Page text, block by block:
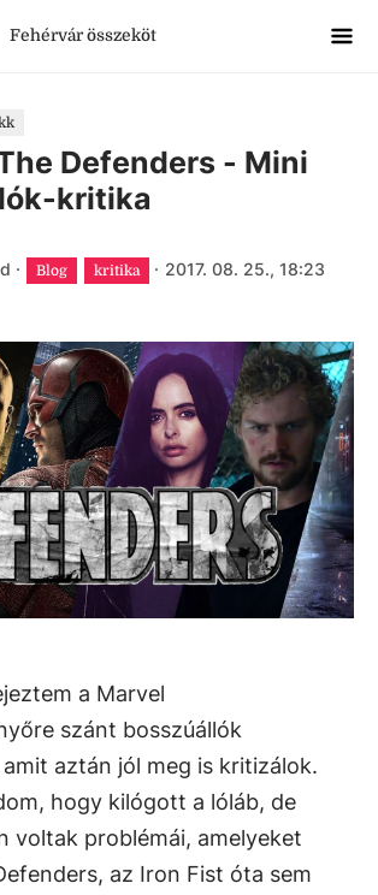
Fehérvár összeköt
Defenders - Mini
kritika
· Blog kritika · 2017. 08. 25., 18:23
a Marvel
szánt bosszúállók
aztán jól meg is kritizálok.
hogy kilógott a lóláb, de
voltak problémái, amelyeket
az Iron Fist óta sem